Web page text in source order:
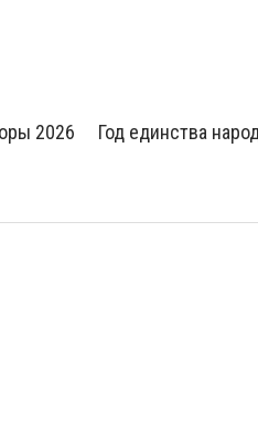
2026 Год единства